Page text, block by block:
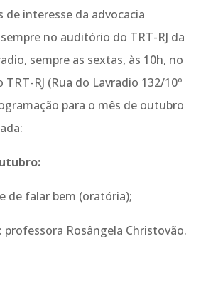
de interesse da advocacia
no auditório do TRT-RJ da
sempre as sextas, às 10h, no
RJ (Rua do Lavradio 132/10º
para o mês de outubro
de falar bem (oratória);
professora Rosângela Christovão.